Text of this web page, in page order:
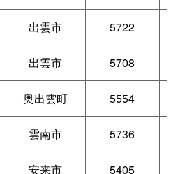
出雲市 5722
出雲市 5708
奥出雲町 5554
雲南市 5736
安来市 5405